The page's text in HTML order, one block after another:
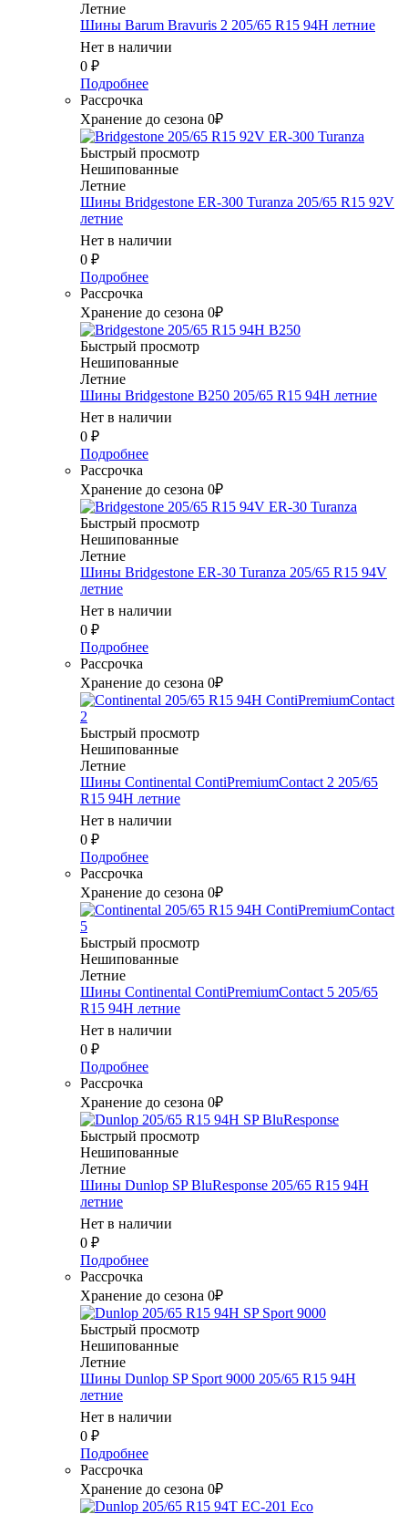
Летние
Шины Barum Bravuris 2 205/65 R15 94H летние
Нет в наличии
0 ₽
Подробнее
Рассрочка
Хранение до сезона 0₽
Быстрый просмотр
Нешипованные
Летние
Шины Bridgestone ER-300 Turanza 205/65 R15 92V
летние
Нет в наличии
0 ₽
Подробнее
Рассрочка
Хранение до сезона 0₽
Быстрый просмотр
Нешипованные
Летние
Шины Bridgestone B250 205/65 R15 94H летние
Нет в наличии
0 ₽
Подробнее
Рассрочка
Хранение до сезона 0₽
Быстрый просмотр
Нешипованные
Летние
Шины Bridgestone ER-30 Turanza 205/65 R15 94V
летние
Нет в наличии
0 ₽
Подробнее
Рассрочка
Хранение до сезона 0₽
Быстрый просмотр
Нешипованные
Летние
Шины Continental ContiPremiumContact 2 205/65
R15 94H летние
Нет в наличии
0 ₽
Подробнее
Рассрочка
Хранение до сезона 0₽
Быстрый просмотр
Нешипованные
Летние
Шины Continental ContiPremiumContact 5 205/65
R15 94H летние
Нет в наличии
0 ₽
Подробнее
Рассрочка
Хранение до сезона 0₽
Быстрый просмотр
Нешипованные
Летние
Шины Dunlop SP BluResponse 205/65 R15 94H
летние
Нет в наличии
0 ₽
Подробнее
Рассрочка
Хранение до сезона 0₽
Быстрый просмотр
Нешипованные
Летние
Шины Dunlop SP Sport 9000 205/65 R15 94H
летние
Нет в наличии
0 ₽
Подробнее
Рассрочка
Хранение до сезона 0₽